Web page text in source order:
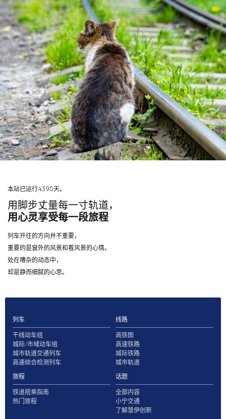
本站已运行4398天。
用脚步丈量每一寸轨道，
用心灵享受每一段旅程
列车开往的方向并不重要，
重要的是窗外的风景和看风景的心情。
处在嘈杂的动态中，
却是静而细腻的心思。
列车
干线动车组
城际/市域动车组
城市轨道交通列车
高速综合检测列车
线路
高铁图
高速铁路
城际铁路
城市轨道
旅程
铁道搭乘指南
热门旅程
话题
全部内容
小宁交通
了解慧伊创新